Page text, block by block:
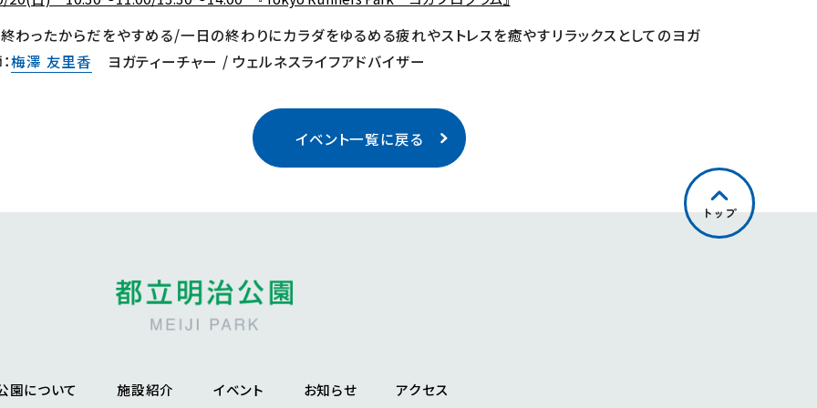
わったからだをやすめる/一日の終わりにカラダをゆるめる疲れやストレスを癒やすリラックスとしてのヨガ
梅澤 友里香 ヨガティーチャー / ウェルネスライフアドバイザー
イベント一覧に戻る
園について 施設紹介 イベント お知らせ アクセス
トップ